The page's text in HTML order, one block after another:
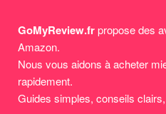
GoMyReview.frpropose des
Amazon.
Nous vous aidons à acheter
rapidement.
Guides simples, conseils